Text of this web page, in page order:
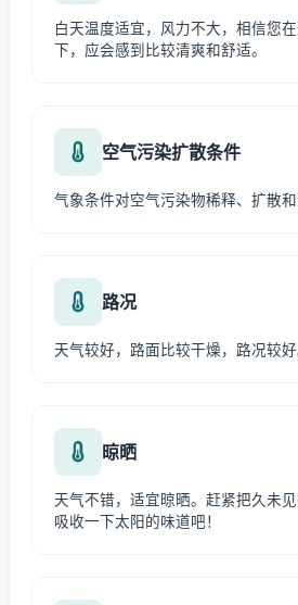
白天温度适宜，风力不大，相信您
下，应会感到比较清爽和舒适。
空气污染扩散条件
气象条件对空气污染物稀释、扩散和
路况
天气较好，路面比较干燥，路况较好
晾晒
天气不错，适宜晾晒。赶紧把久未
吸收一下太阳的味道吧！